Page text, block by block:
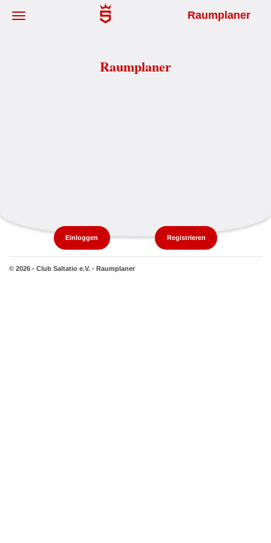
Raumplaner
Raumplaner
Einloggen Registrieren
© 2026 - Club Saltatio e.V. - Raumplaner